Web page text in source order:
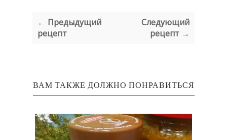
← Предыдущий
рецепт
Следующий
рецепт →
ВАМ ТАКЖЕ ДОЛЖНО ПОНРАВИТЬСЯ